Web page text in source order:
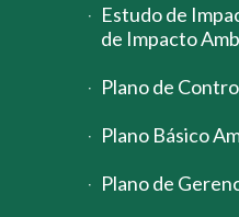
Estudo de
de Impacto
Plano de
Plano Básico
Plano de